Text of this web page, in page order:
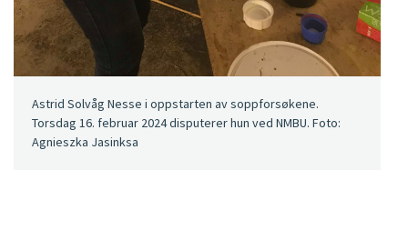
Astrid Solvåg Nesse i oppstarten av soppforsøkene.
Torsdag 16. februar 2024 disputerer hun ved NMBU. Foto:
Agnieszka Jasinksa